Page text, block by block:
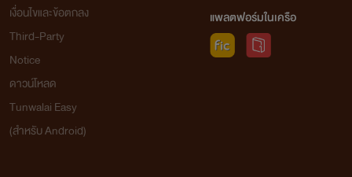
เงื่อนไขและข้อตกลง
Third-Party
Notice
ดาวน์โหลด
Tunwalai Easy
(สำหรับ Android)
แพลตฟอร์มในเครือ